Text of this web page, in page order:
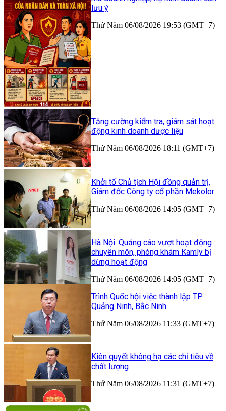
lưu ý
Thứ Năm 06/08/2026 19:53 (GMT+7)
Tăng cường kiểm tra, giám sát hoạt
động kinh doanh dược liệu
Thứ Năm 06/08/2026 18:11 (GMT+7)
Khởi tố Chủ tịch Hội đồng quản trị,
Giám đốc Công ty cổ phần Mekolor
Thứ Năm 06/08/2026 14:05 (GMT+7)
Hà Nội: Quảng cáo vượt hoạt động
chuyên môn, phòng khám Kamly bị
dừng hoạt động
Thứ Năm 06/08/2026 14:05 (GMT+7)
Trình Quốc hội việc thành lập TP
Quảng Ninh, Bắc Ninh
Thứ Năm 06/08/2026 11:33 (GMT+7)
Kiên quyết không hạ các chỉ tiêu về
chất lượng
Thứ Năm 06/08/2026 11:31 (GMT+7)